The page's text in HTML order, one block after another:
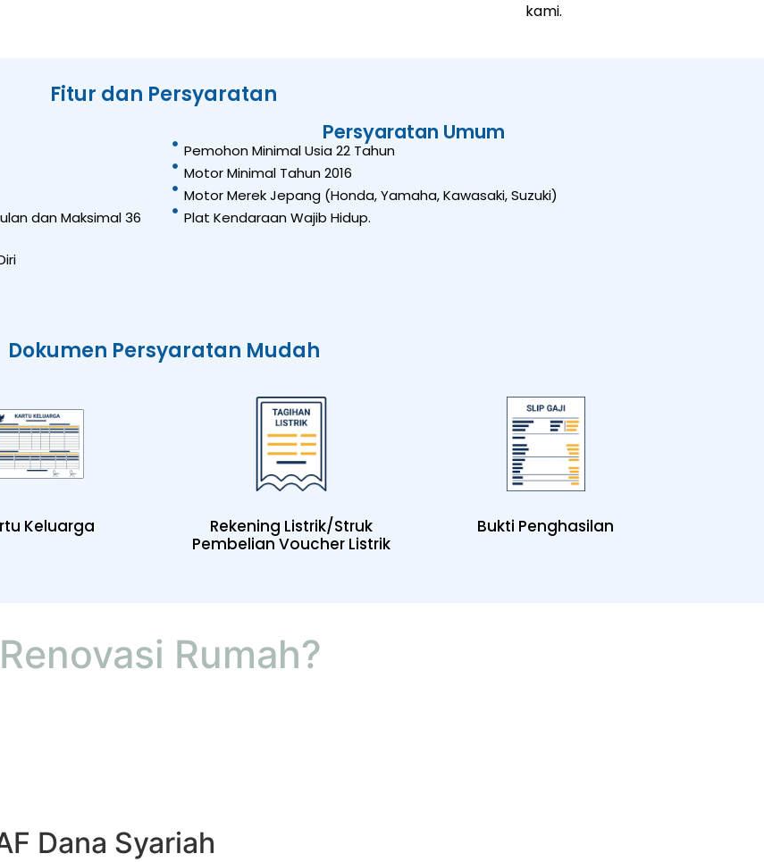
kami.
Fitur dan Persyaratan
dan Maksimal 36
Persyaratan Umum
Pemohon Minimal Usia 22 Tahun
Motor Minimal Tahun 2016
Motor Merek Jepang (Honda, Yamaha, Kawasaki, Suzuki)
Plat Kendaraan Wajib Hidup.
Dokumen Persyaratan Mudah
Keluarga
Rekening Listrik/Struk
Pembelian Voucher Listrik
Bukti Penghasilan
Renovasi Rumah?
Dana Syariah